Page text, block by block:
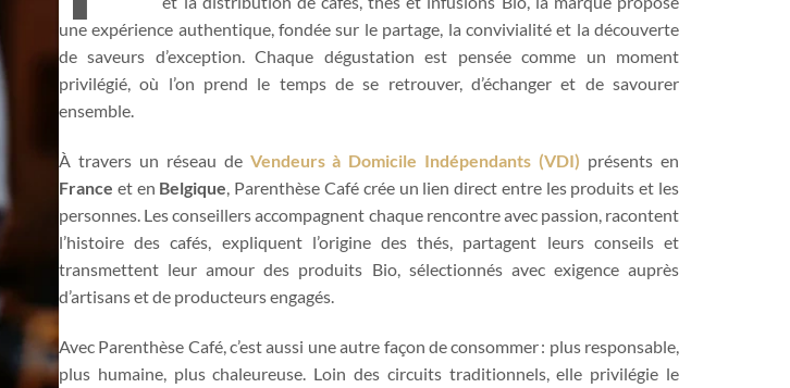
une expérience authentique, fondée sur le partage, la convivialité et la découverte
de saveurs d’exception. Chaque dégustation est pensée comme un moment
privilégié, où l’on prend le temps de se retrouver, d’échanger et de savourer
ensemble.
À travers un réseau de Vendeurs à Domicile Indépendants (VDI) présents en
France et en Belgique, Parenthèse Café crée un lien direct entre les produits et les
personnes. Les conseillers accompagnent chaque rencontre avec passion, racontent
l’histoire des cafés, expliquent l’origine des thés, partagent leurs conseils et
transmettent leur amour des produits Bio, sélectionnés avec exigence auprès
d’artisans et de producteurs engagés.
Avec Parenthèse Café, c’est aussi une autre façon de consommer : plus responsable,
plus humaine, plus chaleureuse. Loin des circuits traditionnels, elle privilégie le